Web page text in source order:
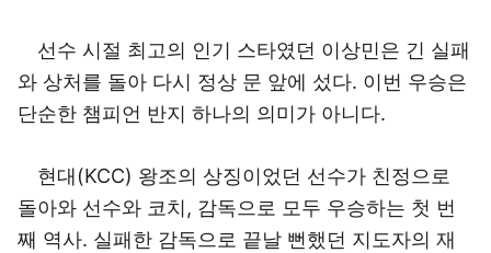
선수 시절 최고의 인기 스타였던 이상민은 긴 실패
와 상처를 돌아 다시 정상 문 앞에 섰다. 이번 우승은
단순한 챔피언 반지 하나의 의미가 아니다.
현대(KCC) 왕조의 상징이었던 선수가 친정으로
돌아와 선수와 코치, 감독으로 모두 우승하는 첫 번
째 역사. 실패한 감독으로 끝날 뻔했던 지도자의 재